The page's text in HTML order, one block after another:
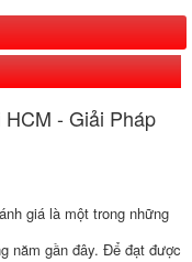
- Giải Pháp
giá là một trong những
năm gần đây. Để đạt được